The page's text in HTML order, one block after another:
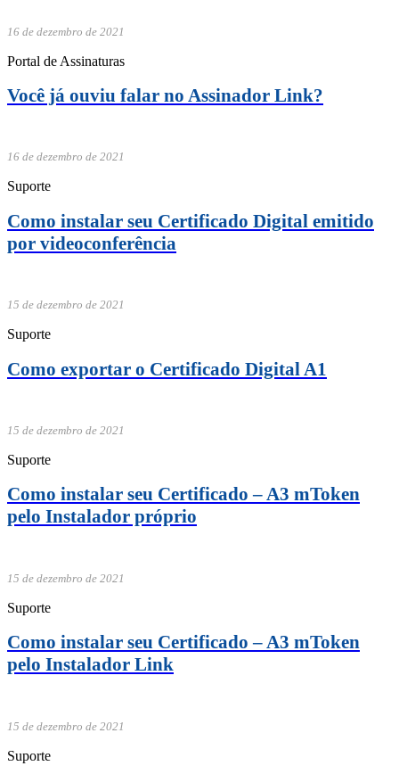
16 de dezembro de 2021
Portal de Assinaturas
Você já ouviu falar no Assinador Link?
16 de dezembro de 2021
Suporte
Como instalar seu Certificado Digital emitido
por videoconferência
15 de dezembro de 2021
Suporte
Como exportar o Certificado Digital A1
15 de dezembro de 2021
Suporte
Como instalar seu Certificado – A3 mToken
pelo Instalador próprio
15 de dezembro de 2021
Suporte
Como instalar seu Certificado – A3 mToken
pelo Instalador Link
15 de dezembro de 2021
Suporte